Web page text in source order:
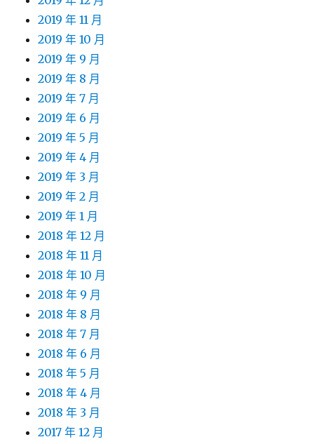
2019 年 11 月
2019 年 10 月
2019 年 9 月
2019 年 8 月
2019 年 7 月
2019 年 6 月
2019 年 5 月
2019 年 4 月
2019 年 3 月
2019 年 2 月
2019 年 1 月
2018 年 12 月
2018 年 11 月
2018 年 10 月
2018 年 9 月
2018 年 8 月
2018 年 7 月
2018 年 6 月
2018 年 5 月
2018 年 4 月
2018 年 3 月
2017 年 12 月